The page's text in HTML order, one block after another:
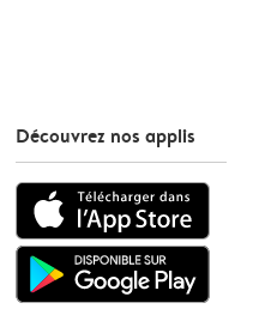
Découvrez nos applis